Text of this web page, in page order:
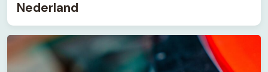
Nederland